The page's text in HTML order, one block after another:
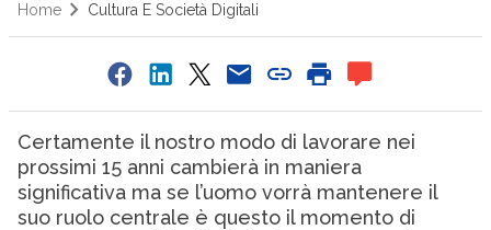
Home Cultura E Società Digitali
Certamente il nostro modo di lavorare nei
prossimi 15 anni cambierà in maniera
significativa ma se l’uomo vorrà mantenere il
suo ruolo centrale è questo il momento di